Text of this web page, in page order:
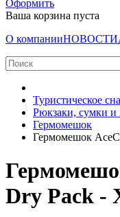
Оформить
Ваша корзина пуста
О компанииНОВОСТИ
Туристическое
Рюкзаки, сумки и
Гермомешок
Гермомешок
Dry Pack -